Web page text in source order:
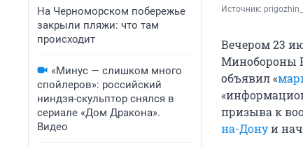
На Черноморском побережье
закрыли пляжи: что там
происходит
«Минус — слишком много
спойлеров»: российский
ниндзя-скульптор снялся в
сериале «Дом Дракона».
Видео
Источник:
Вечером 23
Минобороны
объявил «
призыва к
на-Донуи